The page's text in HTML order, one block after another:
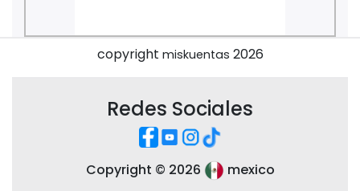
copyright miskuentas 2026
Redes Sociales
Copyright © 2026 mexico